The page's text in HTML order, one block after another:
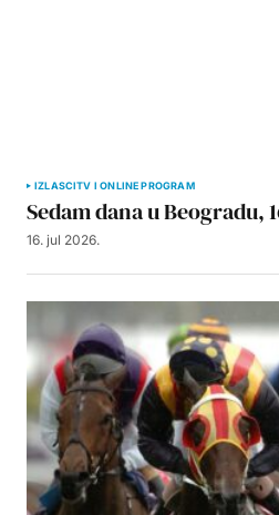
IZLASCITV I ONLINE PROGRAM
Sedam dana u Beogradu,
16. jul 2026.